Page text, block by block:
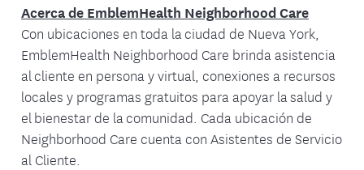
Acerca de EmblemHealth Neighborhood Care
Con ubicaciones en toda la ciudad de Nueva York,
EmblemHealth Neighborhood Care brinda asistencia
al cliente en persona y virtual, conexiones a recursos
locales y programas gratuitos para apoyar la salud y
el bienestar de la comunidad. Cada ubicación de
Neighborhood Care cuenta con Asistentes de Servicio
al Cliente.